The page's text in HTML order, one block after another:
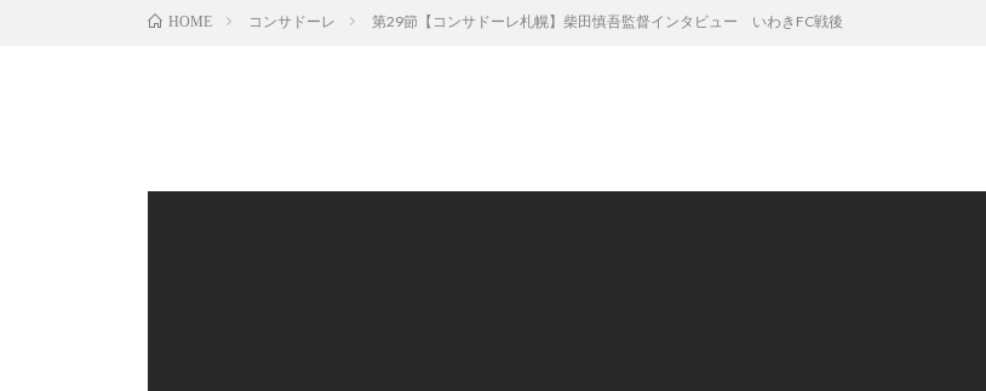
HOME コンサドーレ 第29節【コンサドーレ札幌】柴田慎吾監督インタビュー いわきFC戦後